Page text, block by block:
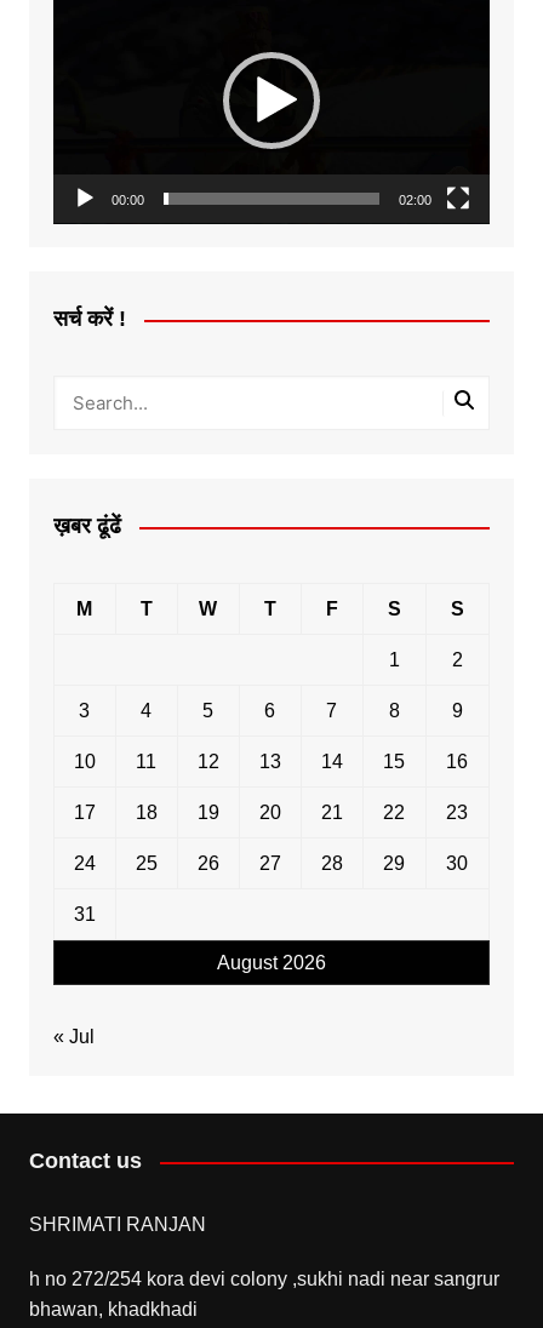
00:00 02:00
सर्च करें !
ख़बर ढूंढें
August 2026
M T W T F S S
1 2
3 4 5 6 7 8 9
10 11 12 13 14 15 16
17 18 19 20 21 22 23
24 25 26 27 28 29 30
31
« Jul
Contact us
SHRIMATI RANJAN
h no 272/254 kora devi colony ,sukhi nadi near sangrur
bhawan, khadkhadi